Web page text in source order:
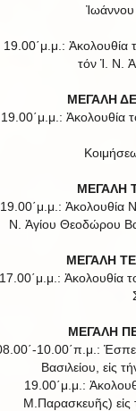
19.00΄μ.μ.: Ἀκολουθία
τόν Ἱ. Ν.
ΜΕΓΑΛΗ
19.00΄μ.μ.: Ἀκολουθία
ΜΕΓΑΛΗ
19.00΄μ.μ.: Ἀκολουθία
Ν. Ἁγίου Θεοδώρου
ΜΕΓΑΛΗ
17.00΄μ.μ.: Ἀκολουθία
ΜΕΓΑΛΗ
10.00΄π.μ.:
Βασιλείου, εἰς
19.00΄μ.μ.:
Μ.Παρασκευῆς) εἰς